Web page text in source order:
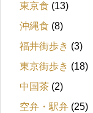
東京食 (13)
沖縄食 (8)
福井街歩き (3)
東京街歩き (18)
中国茶 (2)
空弁・駅弁 (25)